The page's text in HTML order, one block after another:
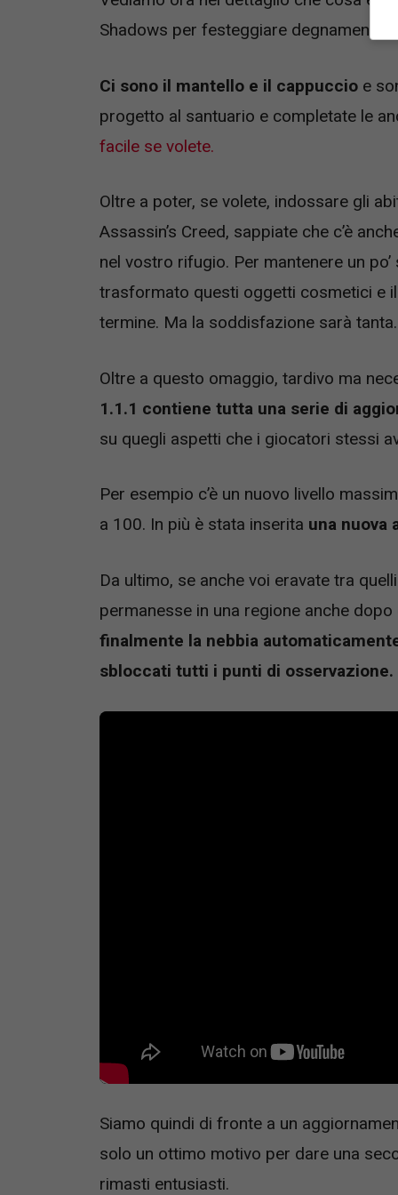
Shadows per festeggiare degnamente
Ci sono il mantello e il cappuccio e
progetto al santuario e completate le
facile se volete.
Oltre a poter, se volete, indossare gli
Assassin’s Creed, sappiate che c’è
nel vostro rifugio. Per mantenere un
trasformato questi oggetti cosmetici e
termine. Ma la soddisfazione sarà tanta.
Oltre a questo omaggio, tardivo ma
1.1.1 contiene tutta una serie di
su quegli aspetti che i giocatori stessi
Per esempio c’è un nuovo livello
a 100. In più è stata inserita una nuova
Da ultimo, se anche voi eravate tra
permanesse in una regione anche
finalmente la nebbia
sbloccati tutti i punti di osservazione.
Siamo quindi di fronte a un
solo un ottimo motivo per dare una
rimasti entusiasti.